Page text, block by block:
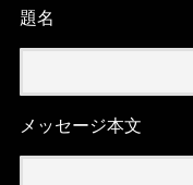
題名
メッセージ本文